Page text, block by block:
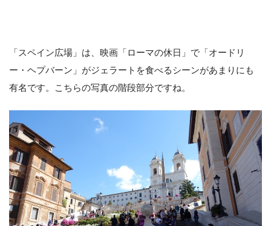
「スペイン広場」は、映画「ローマの休日」で「オードリ
ー・ヘプバーン」がジェラートを食べるシーンがあまりにも
有名です。こちらの写真の階段部分ですね。